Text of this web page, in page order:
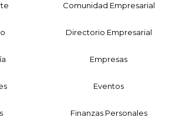
Comunidad Empresarial
Directorio Empresarial
Empresas
Eventos
Finanzas Personales